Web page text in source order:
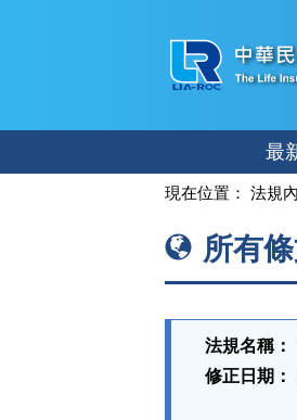
容
最
現在位置： 法規
所有
法規名稱：
修正日期：